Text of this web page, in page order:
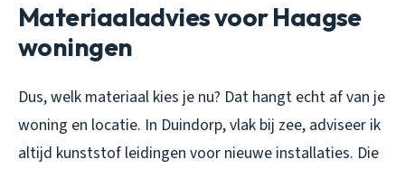
Materiaaladvies voor Haagse
woningen
Dus, welk materiaal kies je nu? Dat hangt echt af van je
woning en locatie. In Duindorp, vlak bij zee, adviseer ik
altijd kunststof leidingen voor nieuwe installaties. Die